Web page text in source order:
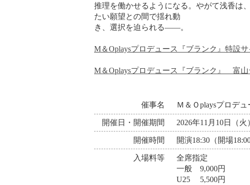
推理を働かせるようになる。やがて浅香は
たい願望との間で揺れ動
き、選択を迫られる――。
M＆Oplaysプロデュース『ブランク』特設サ
M＆Oplaysプロデュース『ブランク』 富
催事名 Ｍ＆Ｏplaysプロデ
開催日・開催期間 2026年11月10日（火
開催時間 開演18:30（開場18:00
入場料等
全席指定
一般 9,000円
U25 5,500円